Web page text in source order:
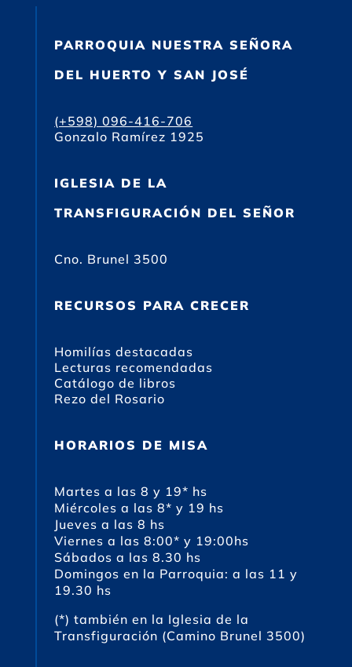
PARROQUIA NUESTRA SEÑORA
DEL HUERTO Y SAN JOSÉ
(+598) 096-416-706
Gonzalo Ramírez 1925
IGLESIA DE LA
TRANSFIGURACIÓN DEL SEÑOR
Cno. Brunel 3500
RECURSOS PARA CRECER
Homilías destacadas
Lecturas recomendadas
Catálogo de libros
Rezo del Rosario
HORARIOS DE MISA
Martes a las 8 y 19* hs
Miércoles a las 8* y 19 hs
Jueves a las 8 hs
Viernes a las 8:00* y 19:00hs
Sábados a las 8.30 hs
Domingos en la Parroquia: a las 11 y
19.30 hs
(*) también en la Iglesia de la
Transfiguración (Camino Brunel 3500)